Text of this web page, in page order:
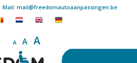
Mail: mail@freedomautoaanpassingen.be
A A A